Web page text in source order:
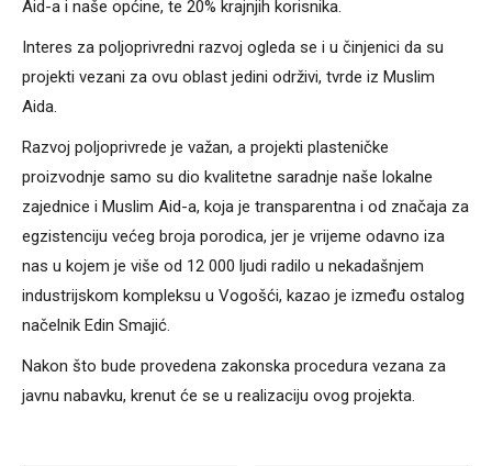
Aid-a i naše općine, te 20% krajnjih korisnika.
Interes za poljoprivredni razvoj ogleda se i u činjenici da su
projekti vezani za ovu oblast jedini održivi, tvrde iz Muslim
Aida.
Razvoj poljoprivrede je važan, a projekti plasteničke
proizvodnje samo su dio kvalitetne saradnje naše lokalne
zajednice i Muslim Aid-a, koja je transparentna i od značaja za
egzistenciju većeg broja porodica, jer je vrijeme odavno iza
nas u kojem je više od 12 000 ljudi radilo u nekadašnjem
industrijskom kompleksu u Vogošći, kazao je između ostalog
načelnik Edin Smajić.
Nakon što bude provedena zakonska procedura vezana za
javnu nabavku, krenut će se u realizaciju ovog projekta.